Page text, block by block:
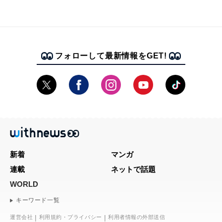
フォローして最新情報をGET!
新着
マンガ
連載
ネットで話題
WORLD
キーワード一覧
運営会社 利用規約・プライバシー 利用者情報の外部送信